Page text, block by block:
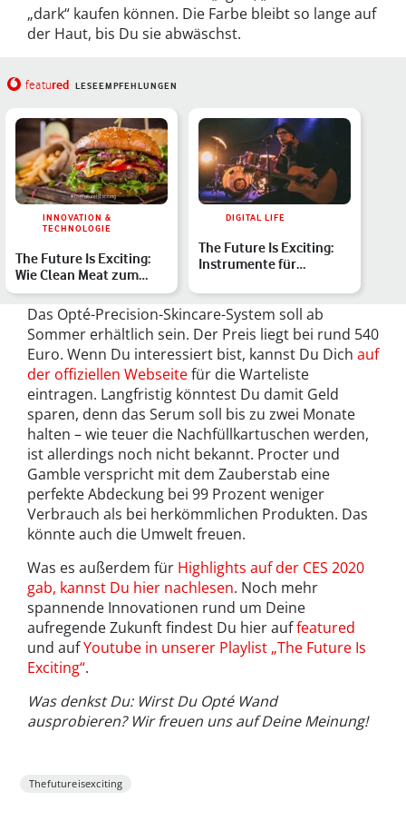
„dark“ kaufen können. Die Farbe bleibt so lange auf
der Haut, bis Du sie abwäschst.
featured LESEEMPFEHLUNGEN
INNOVATION &
TECHNOLOGIE
The Future Is Exciting:
Wie Clean Meat zum
Klimaschutz beitragen …
DIGITAL LIFE
The Future Is Exciting:
Instrumente für
Behinderung …
Das Opté-Precision-Skincare-System soll ab
Sommer erhältlich sein. Der Preis liegt bei rund 540
Euro. Wenn Du interessiert bist, kannst Du Dich auf
der offiziellen Webseitefür die Warteliste
eintragen. Langfristig könntest Du damit Geld
sparen, denn das Serum soll bis zu zwei Monate
halten – wie teuer die Nachfüllkartuschen werden,
ist allerdings noch nicht bekannt. Procter und
Gamble verspricht mit dem Zauberstab eine
perfekte Abdeckung bei 99 Prozent weniger
Verbrauch als bei herkömmlichen Produkten. Das
könnte auch die Umwelt freuen.
Was es außerdem für Highlights auf der CES 2020
gab, kannst Du hier nachlesen. Noch mehr
spannende Innovationen rund um Deine
aufregende Zukunft findest Du hier auffeatured
und aufYoutube in unserer Playlist „The Future Is
Exciting“.
Was denkst Du: Wirst Du Opté Wand
ausprobieren? Wir freuen uns auf Deine Meinung!
Thefutureisexciting